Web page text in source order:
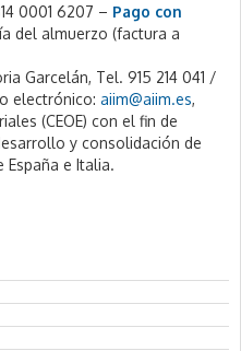
0001 6207 – Pago con
del almuerzo (factura a
Garcelán, Tel. 915 214 041 /
electrónico: aiim@aiim.es,
(CEOE) con el fin de
y consolidación de
e Italia.